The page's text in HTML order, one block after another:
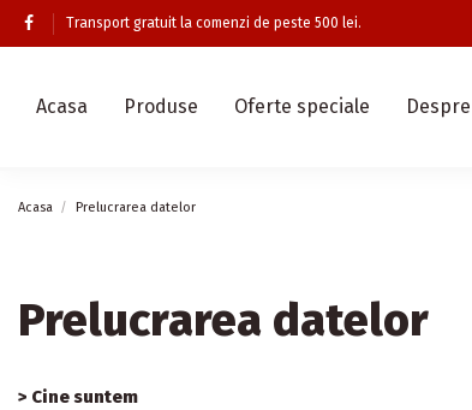
Transport gratuit la comenzi de peste 500 lei.
Acasa Produse Oferte speciale
Acasa Prelucrarea datelor
Prelucrarea datelor
> Cine suntem